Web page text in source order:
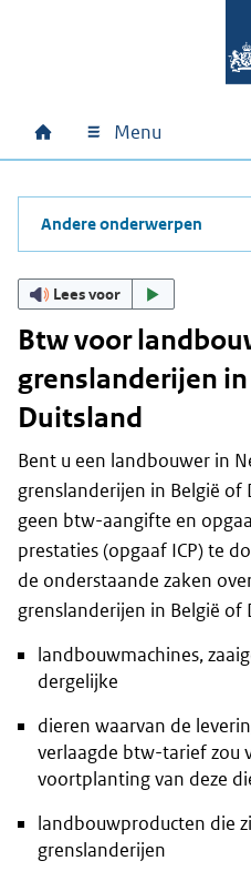
Hoofdnavigatie
Home Menu
Andere onderwerpen
Lees voor
Btw voor
grenslanderijen
Duitsland
Bent u een landbouwer in
grenslanderijen in België of
geen btw-aangifte en
prestaties (opgaaf ICP) te
de onderstaande zaken
grenslanderijen in België
landbouwmachines,
dergelijke
dieren waarvan de
verlaagde btw-tarief zou
voortplanting van deze
landbouwproducten die
grenslanderijen